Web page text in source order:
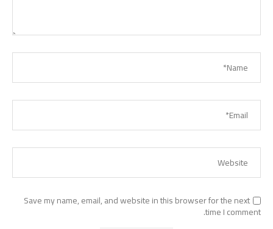
Save my name, email, and website in this browser for the next
time I comment.